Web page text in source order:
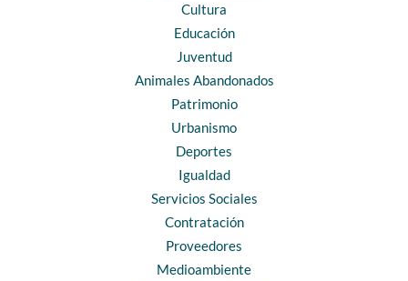
Cultura
Educación
Juventud
Animales Abandonados
Patrimonio
Urbanismo
Deportes
Igualdad
Servicios Sociales
Contratación
Proveedores
Medioambiente